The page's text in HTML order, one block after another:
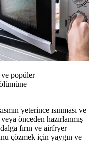
popüler
yeterince ısınması ve
önceden hazırlanmış
fırın ve airfryer
çözmek için yaygın ve